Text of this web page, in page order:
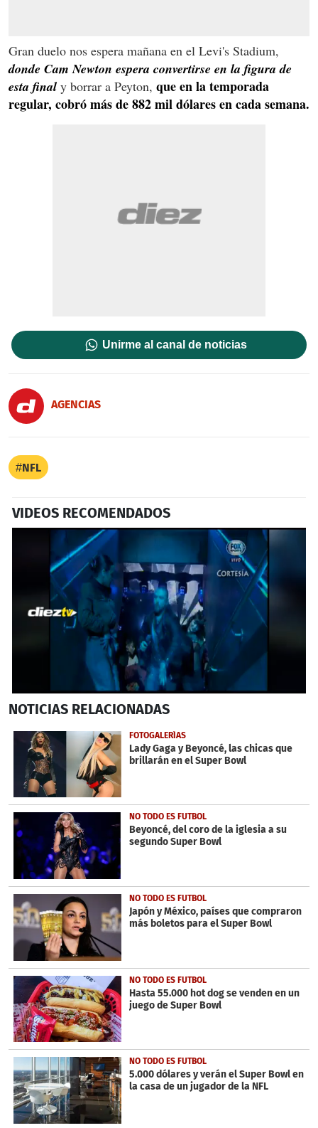
Gran duelo nos espera mañana en el Levi's Stadium,
donde Cam Newton espera convertirse en la figura de
esta final y borrar a Peyton, que en la temporada
regular, cobró más de 882 mil dólares en cada semana.
Unirme al canal de noticias
AGENCIAS
NFL
VIDEOS RECOMENDADOS
seconds
3
minutes,
seconds
NOTICIAS RELACIONADAS
FOTOGALERÍAS
Lady Gaga y Beyoncé, las chicas que
brillarán en el Super Bowl
NO TODO ES FUTBOL
Beyoncé, del coro de la iglesia a su
segundo Super Bowl
NO TODO ES FUTBOL
Japón y México, países que compraron
más boletos para el Super Bowl
NO TODO ES FUTBOL
Hasta 55.000 hot dog se venden en un
juego de Super Bowl
NO TODO ES FUTBOL
5.000 dólares y verán el Super Bowl en
la casa de un jugador de la NFL